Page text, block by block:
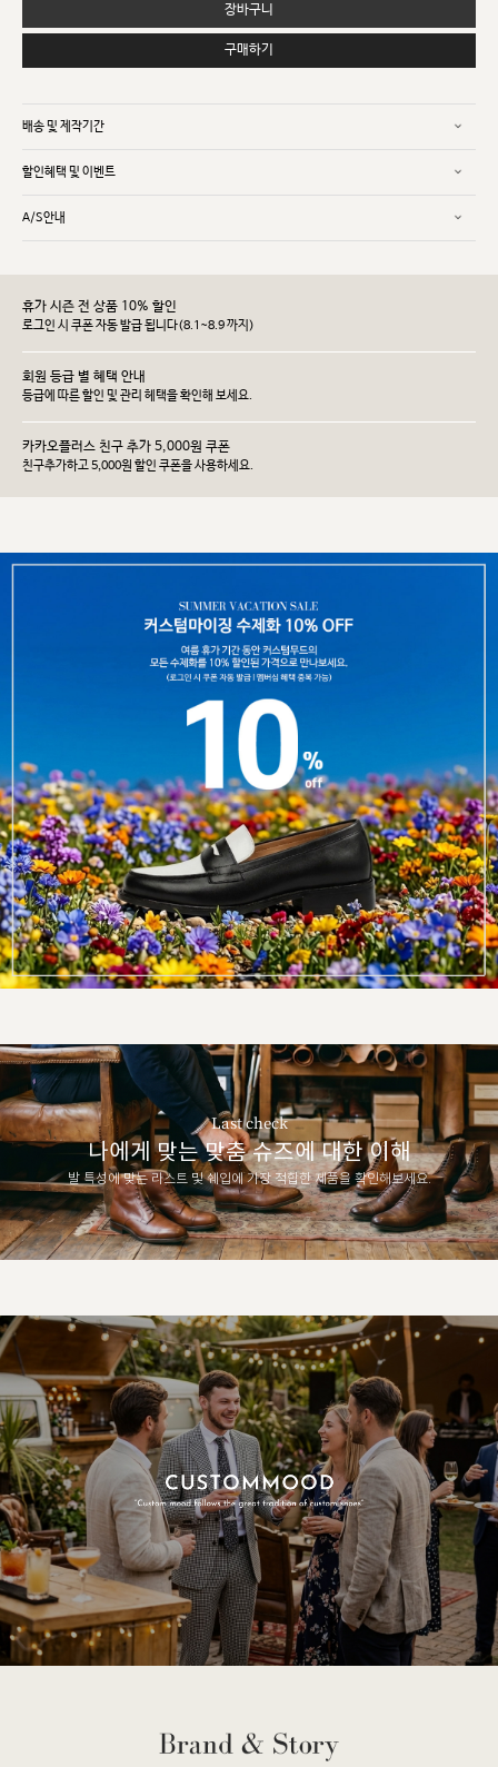
장바구니
구매하기
배송 및 제작기간
할인혜택 및 이벤트
A/S안내
휴가 시즌 전 상품 10% 할인
로그인 시 쿠폰 자동 발급 됩니다(8.1~8.9 까지)
회원 등급 별 혜택 안내
등급에 따른 할인 및 관리 헤택을 확인해 보세요.
카카오플러스 친구 추가 5,000원 쿠폰
친구추가하고 5,000원 할인 쿠폰을 사용하세요.
Last check
나에게 맞는 맞춤 슈즈에 대한 이해
발 특성에 맞는 라스트 및 쉐입에 가장 적합한 제품을 확인해보세요.